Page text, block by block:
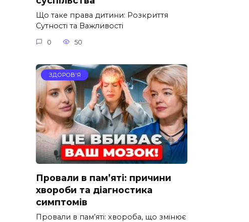
Що таке права дитини: Розкриття
Сутності та Важливості
0 50
ЗДОРОВ'Я
Провали в пам’яті: причини
хвороби та діагностика
симптомів
Провали в пам’яті: хвороба, що змінює